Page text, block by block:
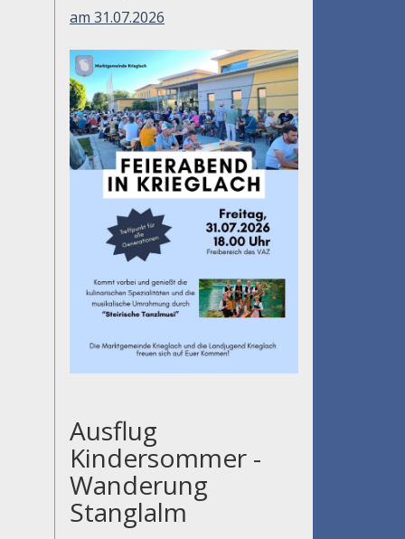
am 31.07.2026
Ausflug
Kindersommer -
Wanderung
Stanglalm